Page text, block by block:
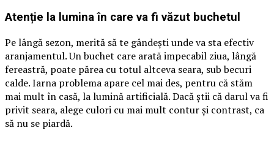
Atenție la lumina în care va fi văzut buchetul
Pe lângă sezon, merită să te gândești unde va sta efectiv
aranjamentul. Un buchet care arată impecabil ziua, lângă
fereastră, poate părea cu totul altceva seara, sub becuri
calde. Iarna problema apare cel mai des, pentru că stăm
mai mult în casă, la lumină artificială. Dacă știi că darul va fi
privit seara, alege culori cu mai mult contur și contrast, ca
să nu se piardă.